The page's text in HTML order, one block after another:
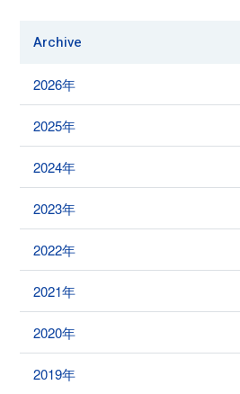
Archive
2026年
2025年
2024年
2023年
2022年
2021年
2020年
2019年